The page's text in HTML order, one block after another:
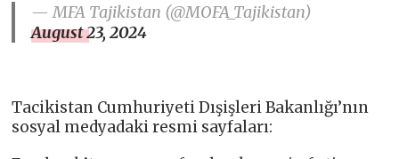
— MFA Tajikistan (@MOFA_Tajikistan)
August 23, 2024
Tacikistan Cumhuriyeti Dışişleri Bakanlığı’nın
sosyal medyadaki resmi sayfaları: